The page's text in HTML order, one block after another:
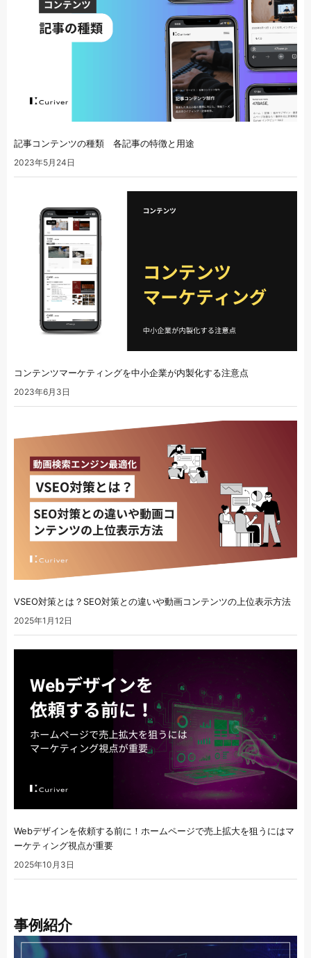
記事コンテンツの種類 各記事の特徴と用途
2023年5月24日
コンテンツマーケティングを中小企業が内製化する注意点
2023年6月3日
VSEO対策とは？SEO対策との違いや動画コンテンツの上位表示方法
2025年1月12日
Webデザインを依頼する前に！ホームページで売上拡大を狙うにはマ
ーケティング視点が重要
2025年10月3日
事例紹介